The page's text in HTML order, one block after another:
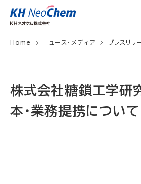
Home ニュース・メディア プレスリリ
株式会社糖鎖工学研
本・業務提携について